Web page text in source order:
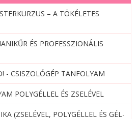
– A TÖKÉLETES
ÉS PROFESSZIONÁLIS
- CSISZOLÓGÉP TANFOLYAM
POLYGÉLLEL ÉS ZSELÉVEL
(ZSELÉVEL, POLYGÉLLEL ÉS GÉL-